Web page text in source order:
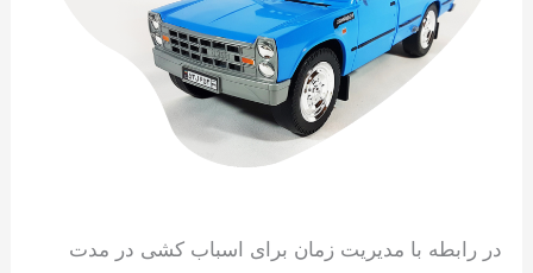
در رابطه با مدیریت زمان برای اسباب کشی در مدت